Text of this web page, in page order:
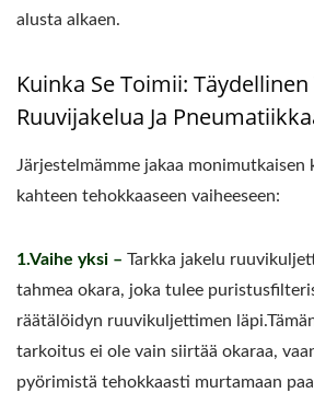
alusta alkaen.
Kuinka Se Toimii:
Ruuvijakelua Ja
Järjestelmämme jakaa
kahteen tehokkaaseen vaiheeseen:
1.Vaihe yksi – Tarkka jakelu
tahmea okara, joka tulee
räätälöidyn ruuvikuljettimen
tarkoitus ei ole vain siirtää okaraa,
pyörimistä tehokkaasti murtamaan